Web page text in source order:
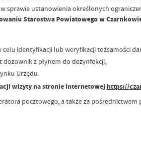
sprawie ustanowienia określonych
Starostwa Powiatowego w
identyfikacji lub weryfikacji tożsamości
z płynem do dezynfekcji,
Urzędu.
wizyty na stronie internetowej https://
pocztowego, a także za